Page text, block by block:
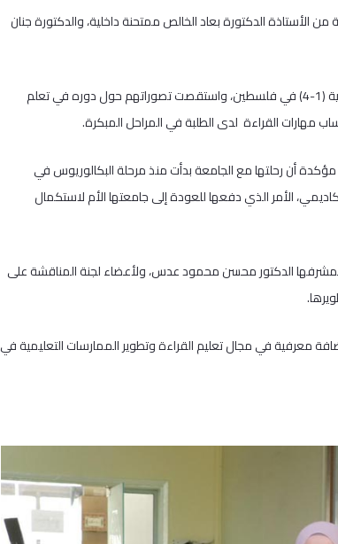
الدكتورة بعاد الخالص ممتحنة داخلية، والدكتورة جنان
وتناولت الدراسة واقع استخدام الوعي الصوتي لدى معلمي المرحلة الأساسية (1-4) في فلسطين، واستقصت تصوراتهم حول دوره في تعلم
مهارات القراءة لدى الطلبة في المراحل المبكرة.
أن رحلتها مع الجامعة بدأت منذ مرحلة البكالوريوس في
الأمر الذي دفعها للعودة إلى جامعتها الأم لاستكمال
ولمشرفها الدكتور محسن محمود عدس، ولأعضاء لجنة المناقشة على
معرفية في مجال تعليم القراءة وتطوير الممارسات التعليمية في